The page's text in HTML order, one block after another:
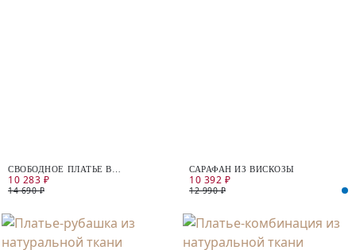
СВОБОДНОЕ ПЛАТЬЕ В
ЭТНИЧЕСКОМ ПРИНТЕ С ПОЯСОМ
10 283 ₽
14 690 ₽
САРАФАН ИЗ ВИСКОЗЫ
10 392 ₽
12 990 ₽